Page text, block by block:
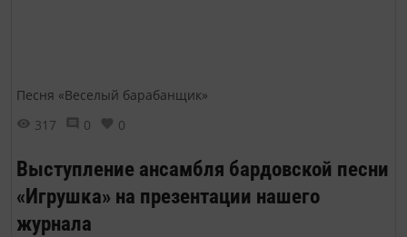
Песня «Веселый барабанщик»
317
0 0
Выступление ансамбля бардовской песни
«Игрушка» на презентации нашего
журнала